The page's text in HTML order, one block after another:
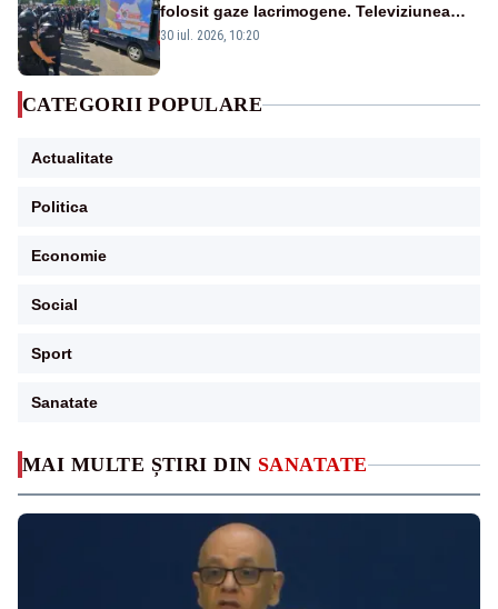
MAI MULTE ȘTIRI DIN SANATATE
folosit gaze lacrimogene. Televiziunea
Poporului face apel la calm – LIVE TEXT
30 iul. 2026, 10:20
CATEGORII POPULARE
Actualitate
Politica
Economie
Social
Sport
Sanatate